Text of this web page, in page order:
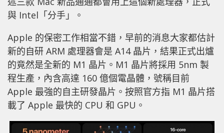
與 Intel「分手」。
Apple 的保密工作相當不錯，早前的消息大家都估計
新的自研 ARM 處理器會是 A14 晶片，結果正式出爐
的竟然是全新的 M1 晶片。M1 晶片將採用 5nm 製
程生產，內含高達 160 億個電晶體，號稱目前
Apple 最強的自主研發晶片。按照官方指 M1 晶片搭
載了 Apple 最快的 CPU 和 GPU。